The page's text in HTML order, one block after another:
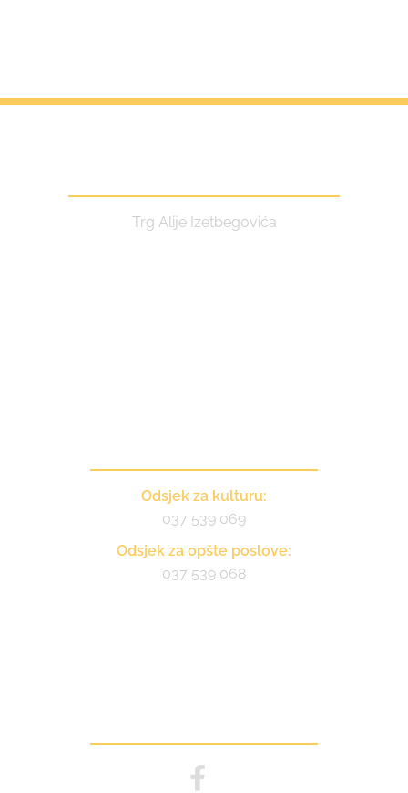
Trg Alije Izetbegovića
Odsjek za kulturu:
037 539 069
Odsjek za opšte poslove:
037 539 068